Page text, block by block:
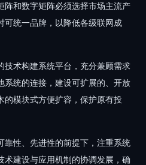
阵和数字矩阵必须选择市场主流产
可统一品牌，以降低各级联网成
技术构建系统平台，充分兼顾需求
系统的连接，建设可扩展的、开放
的模块式方便扩容，保护原有投
靠性、先进性的前提下，注重系统
术建设与应用机制的协调发展，确